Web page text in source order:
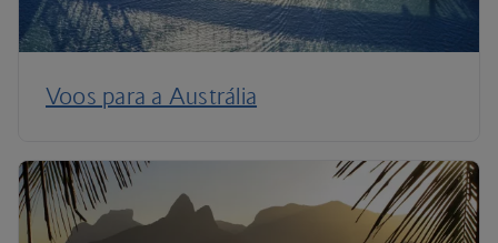
Voos para a Austrália